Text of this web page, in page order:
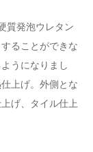
質発泡ウレタン
ることができな
うになりまし
上げ。外側とな
げ、タイル仕上